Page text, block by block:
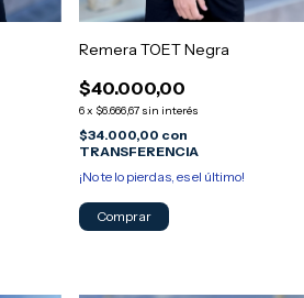
Remera TOET Negra
$40.000,00
6x $6.666,67 sin interés
$34.000,00 con
TRANSFERENCIA
¡No te lo pierdas, es el último!
Comprar